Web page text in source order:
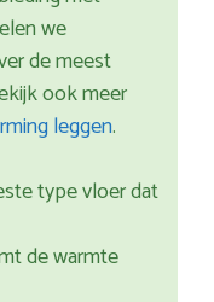
we
de meest
ook meer
leggen.
type vloer dat
de warmte